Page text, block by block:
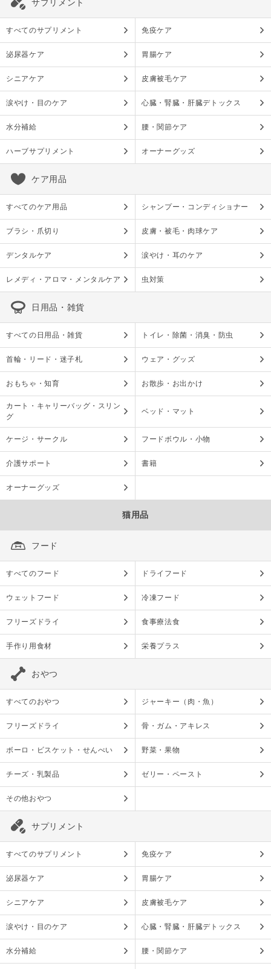
サプリメント
すべてのサプリメント 免疫ケア
泌尿器ケア 胃腸ケア
シニアケア 皮膚被毛ケア
涙やけ・目のケア 心臓・腎臓・肝臓デトックス
水分補給 腰・関節ケア
ハーブサプリメント オーナーグッズ
ケア用品
すべてのケア用品 シャンプー・コンディショナー
ブラシ・爪切り 皮膚・被毛・肉球ケア
デンタルケア 涙やけ・耳のケア
レメディ・アロマ・メンタルケア 虫対策
日用品・雑貨
すべての日用品・雑貨 トイレ・除菌・消臭・防虫
首輪・リード・迷子札 ウェア・グッズ
おもちゃ・知育 お散歩・お出かけ
カート・キャリーバッグ・スリン
グ
ベッド・マット
ケージ・サークル フードボウル・小物
介護サポート 書籍
オーナーグッズ
猫用品
フード
すべてのフード ドライフード
ウェットフード 冷凍フード
フリーズドライ 食事療法食
手作り用食材 栄養プラス
おやつ
すべてのおやつ ジャーキー（肉・魚）
フリーズドライ 骨・ガム・アキレス
ボーロ・ビスケット・せんべい 野菜・果物
チーズ・乳製品 ゼリー・ペースト
その他おやつ
サプリメント
すべてのサプリメント 免疫ケア
泌尿器ケア 胃腸ケア
シニアケア 皮膚被毛ケア
涙やけ・目のケア 心臓・腎臓・肝臓デトックス
水分補給 腰・関節ケア